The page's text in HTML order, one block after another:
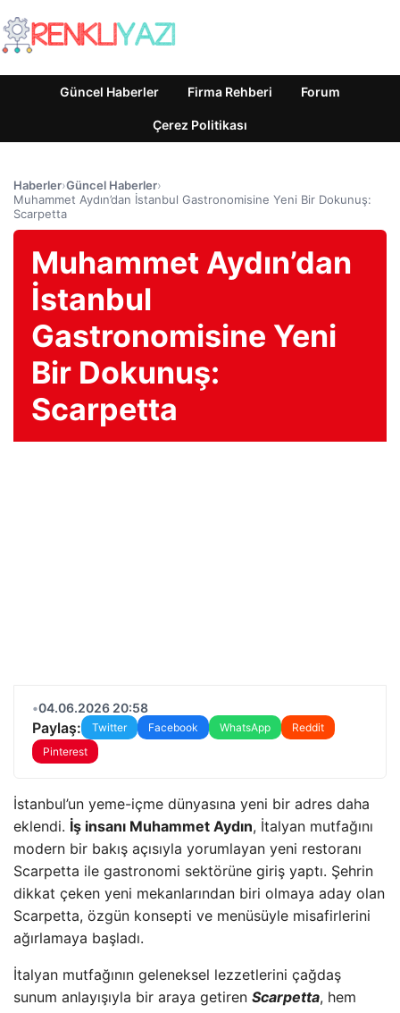
Güncel Haberler Firma Rehberi Forum
Çerez Politikası
Haberler›Güncel Haberler›
Muhammet Aydın’dan İstanbul Gastronomisine Yeni Bir Dokunuş:
Scarpetta
Muhammet Aydın’dan
İstanbul
Gastronomisine Yeni
Bir Dokunuş:
Scarpetta
•04.06.2026 20:58
Paylaş: Twitter Facebook WhatsApp
Reddit
Pinterest
İstanbul’un yeme-içme dünyasına yeni bir adres daha
eklendi. İş insanı Muhammet Aydın, İtalyan mutfağını
modern bir bakış açısıyla yorumlayan yeni restoranı
Scarpetta ile gastronomi sektörüne giriş yaptı. Şehrin
dikkat çeken yeni mekanlarından biri olmaya aday olan
Scarpetta, özgün konsepti ve menüsüyle misafirlerini
ağırlamaya başladı.
İtalyan mutfağının geleneksel lezzetlerini çağdaş
sunum anlayışıyla bir araya getiren Scarpetta, hem